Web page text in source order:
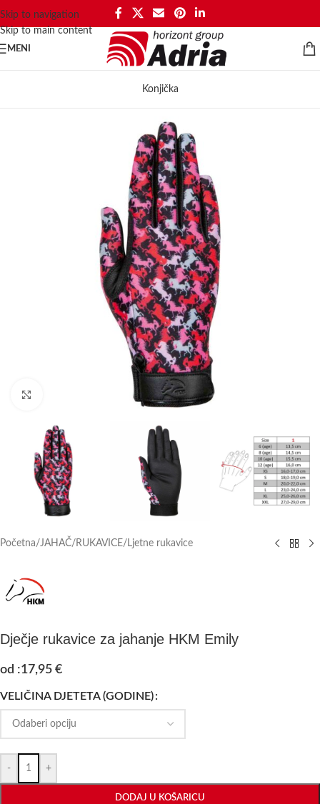
Skip to navigation
Skip to main content
MENI
Konjička
Početna/JAHAČ/ RUKAVICE/ Ljetne rukavice
Dječje rukavice za jahanje HKM Emily
od :17,95 €
VELIČINA DJETETA (GODINE)
- +
DODAJ U KOŠARICU